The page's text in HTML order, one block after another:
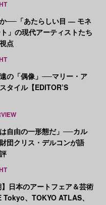
か──「あたらしい目 ― モネ
」の現代アーティストたち
点
の「偶像」──マリー・ア
タイル【EDITOR’S
は自由の一形態だ」──カル
団クリス・デルコンが語
】日本のアートフェア＆芸術
、TOKYO ATLAS、